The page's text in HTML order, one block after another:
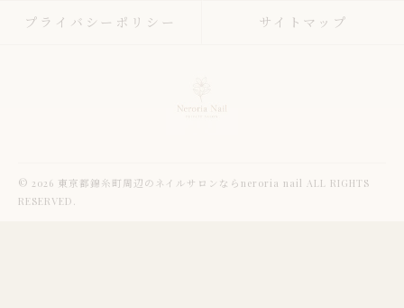
プライバシーポリシー サイトマップ
© 2026 東京都錦糸町周辺のネイルサロンならneroria nail ALL RIGHTS
RESERVED.